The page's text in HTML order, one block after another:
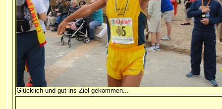
Glücklich und gut ins Ziel gekommen...